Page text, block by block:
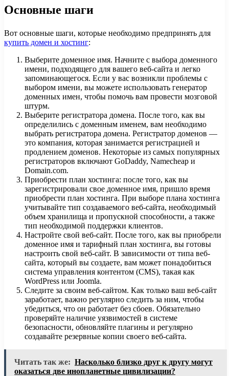
Основные шаги
Вот основные шаги, которые необходимо предпринять для
купить домен и хостинг:
Выберите доменное имя. Начните с выбора доменного
имени, подходящего для вашего веб-сайта и легко
запоминающегося. Если у вас возникли проблемы с
выбором имени, вы можете использовать генератор
доменных имен, чтобы помочь вам провести мозговой
штурм.
Выберите регистратора домена. После того, как вы
определились с доменным именем, вам необходимо
выбрать регистратора домена. Регистратор доменов —
это компания, которая занимается регистрацией и
продлением доменов. Некоторые из самых популярных
регистраторов включают GoDaddy, Namecheap и
Domain.com.
Приобрести план хостинга: после того, как вы
зарегистрировали свое доменное имя, пришло время
приобрести план хостинга. При выборе плана хостинга
учитывайте тип создаваемого веб-сайта, необходимый
объем хранилища и пропускной способности, а также
тип необходимой поддержки клиентов.
Настройте свой веб-сайт. После того, как вы приобрели
доменное имя и тарифный план хостинга, вы готовы
настроить свой веб-сайт. В зависимости от типа веб-
сайта, который вы создаете, вам может понадобиться
система управления контентом (CMS), такая как
WordPress или Joomla.
Следите за своим веб-сайтом. Как только ваш веб-сайт
заработает, важно регулярно следить за ним, чтобы
убедиться, что он работает без сбоев. Обязательно
проверяйте наличие уязвимостей в системе
безопасности, обновляйте плагины и регулярно
создавайте резервные копии своего веб-сайта.
Читать так же: Насколько близко друг к другу могут
оказаться две инопланетные цивилизации?